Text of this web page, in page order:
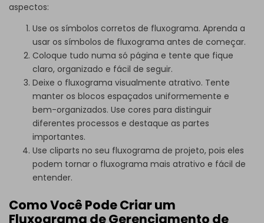
aspectos:
Use os símbolos corretos de fluxograma. Aprenda a
usar os símbolos de fluxograma antes de começar.
Coloque tudo numa só página e tente que fique
claro, organizado e fácil de seguir.
Deixe o fluxograma visualmente atrativo. Tente
manter os blocos espaçados uniformemente e
bem-organizados. Use cores para distinguir
diferentes processos e destaque as partes
importantes.
Use cliparts no seu fluxograma de projeto, pois eles
podem tornar o fluxograma mais atrativo e fácil de
entender.
Como Você Pode Criar um
Fluxograma de Gerenciamento de